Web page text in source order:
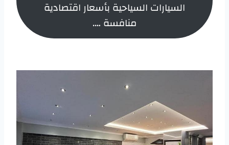
السيارات السياحية بأسعار اقتصادية
منافسة ….